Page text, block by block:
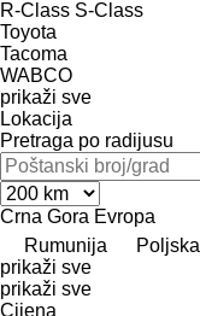
R-Class S-Class
Toyota
Tacoma
WABCO
prikaži sve
Lokacija
Pretraga po radijusu
Crna Gora Evropa
Rumunija
Poljska
prikaži sve
prikaži sve
Cijena